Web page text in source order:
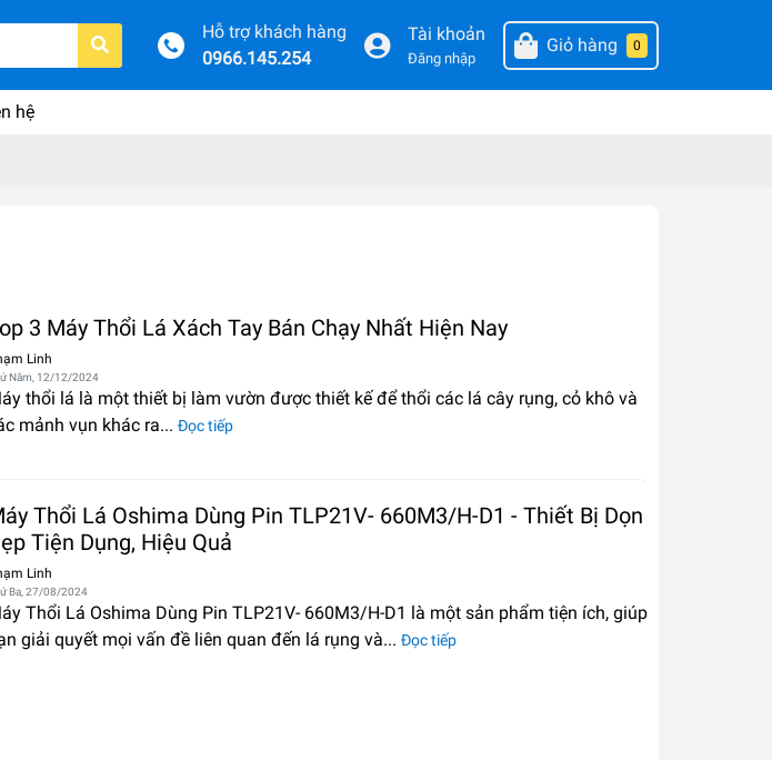
Hỗ trợ khách hàng
0966.145.254
Tài khoản
Đăng nhập
Giỏ hàng 0
hệ
3 Máy Thổi Lá Xách Tay Bán Chạy Nhất Hiện Nay
Linh
Năm, 12/12/2024
thổi lá là một thiết bị làm vườn được thiết kế để thổi các lá cây rụng, cỏ khô và
mảnh vụn khác ra... Đọc tiếp
Thổi Lá Oshima Dùng Pin TLP21V- 660M3/H-D1 - Thiết Bị Dọn
Tiện Dụng, Hiệu Quả
Linh
Ba, 27/08/2024
Thổi Lá Oshima Dùng Pin TLP21V- 660M3/H-D1 là một sản phẩm tiện ích, giúp
giải quyết mọi vấn đề liên quan đến lá rụng và... Đọc tiếp